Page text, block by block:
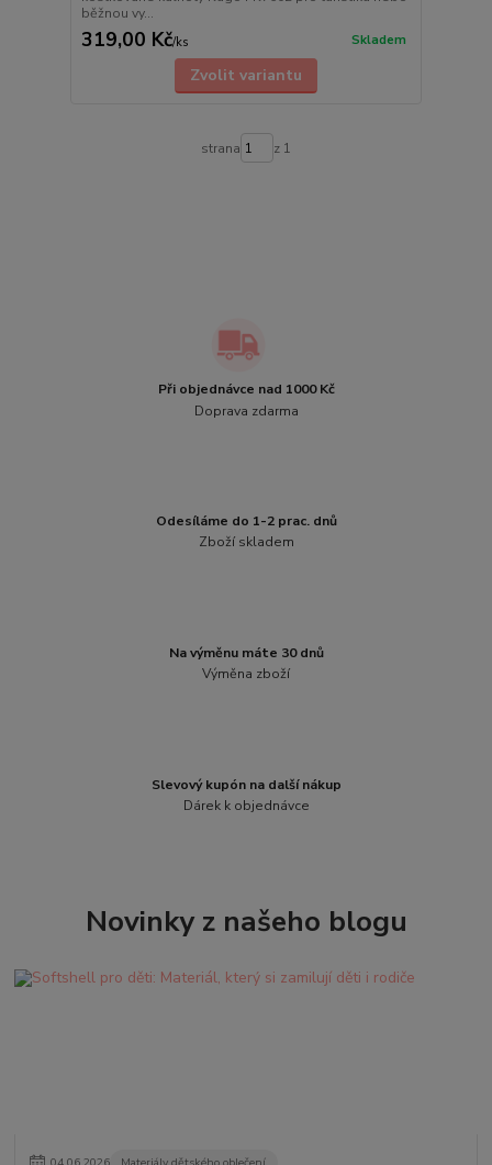
běžnou vy...
319,00 Kč/ks Skladem
Zvolit variantu
strana z 1
Při objednávce nad 1000 Kč
Doprava zdarma
Odesíláme do 1-2 prac. dnů
Zboží skladem
Na výměnu máte 30 dnů
Výměna zboží
Slevový kupón na další nákup
Dárek k objednávce
Novinky z našeho blogu